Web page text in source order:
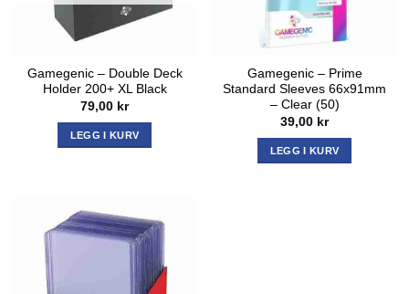
Gamegenic – Double Deck
Holder 200+ XL Black
79,00 kr
LEGG I KURV
Gamegenic – Prime
Standard Sleeves 66x91mm
– Clear (50)
39,00 kr
LEGG I KURV